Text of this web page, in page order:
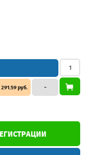
291.59 руб. –